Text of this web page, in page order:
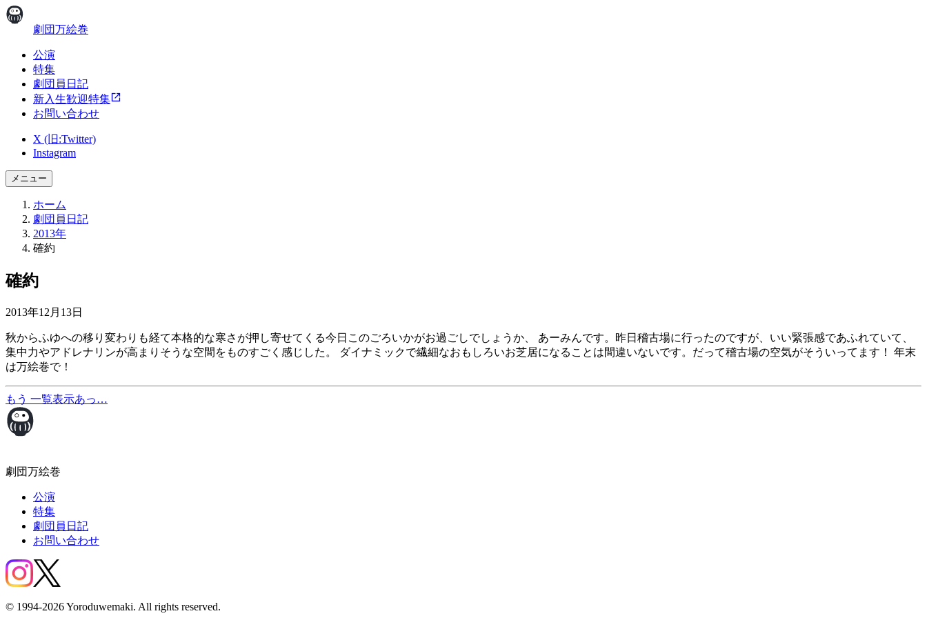
劇団万絵巻
公演
特集
劇団員日記
新入生歓迎特集
お問い合わせ
X (旧:Twitter)
Instagram
メニュー
ホーム
劇団員日記
2013年
確約
確約
2013年12月13日
秋からふゆへの移り変わりも経て本格的な寒さが押し寄せてくる今日このごろいかがお過ごしでしょうか、 あーみんです。昨日稽古場に行ったのですが、いい緊張感であふれていて、
集中力やアドレナリンが高まりそうな空間をものすごく感じした。 ダイナミックで繊細なおもしろいお芝居になることは間違いないです。だって稽古場の空気がそういってます！ 年末
は万絵巻で！
もう 一覧表示あっ…
劇団万絵巻
公演
特集
劇団員日記
お問い合わせ
© 1994-2026 Yoroduwemaki. All rights reserved.